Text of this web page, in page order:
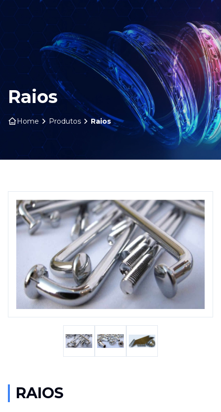
SOBRE NÓS
PRODUTOS
ARO ARTS
CONTATO
Raios
Home Produtos Raios
RAIOS